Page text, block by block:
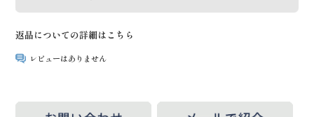
返品についての詳細はこちら
レビューはありません